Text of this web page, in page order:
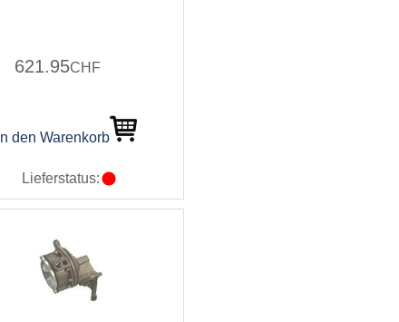
621.95CHF
In den Warenkorb
Lieferstatus: